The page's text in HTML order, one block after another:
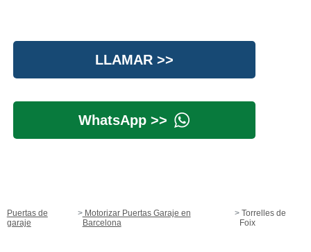
LLAMAR >>
WhatsApp >>
Puertas de
garaje
Motorizar Puertas Garaje en
Barcelona
Torrelles de
Foix